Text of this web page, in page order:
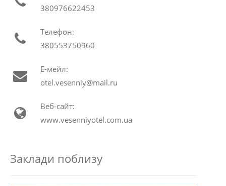
380976622453
Телефон:
380553750960
Е-мейл:
otel.vesenniy@mail.ru
Веб-сайт:
www.vesenniyotel.com.ua
Заклади поблизу